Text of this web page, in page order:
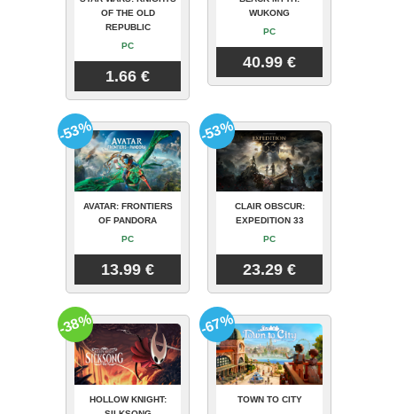
OF THE OLD
REPUBLIC
PC
1.66 €
WUKONG
PC
40.99 €
AVATAR: FRONTIERS
OF PANDORA
PC
13.99 €
-53%
CLAIR OBSCUR:
EXPEDITION 33
PC
23.29 €
-53%
HOLLOW KNIGHT:
-38%
TOWN TO CITY
-67%